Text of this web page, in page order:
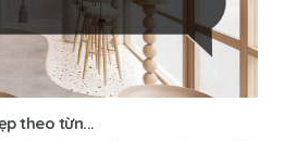
theo từn...